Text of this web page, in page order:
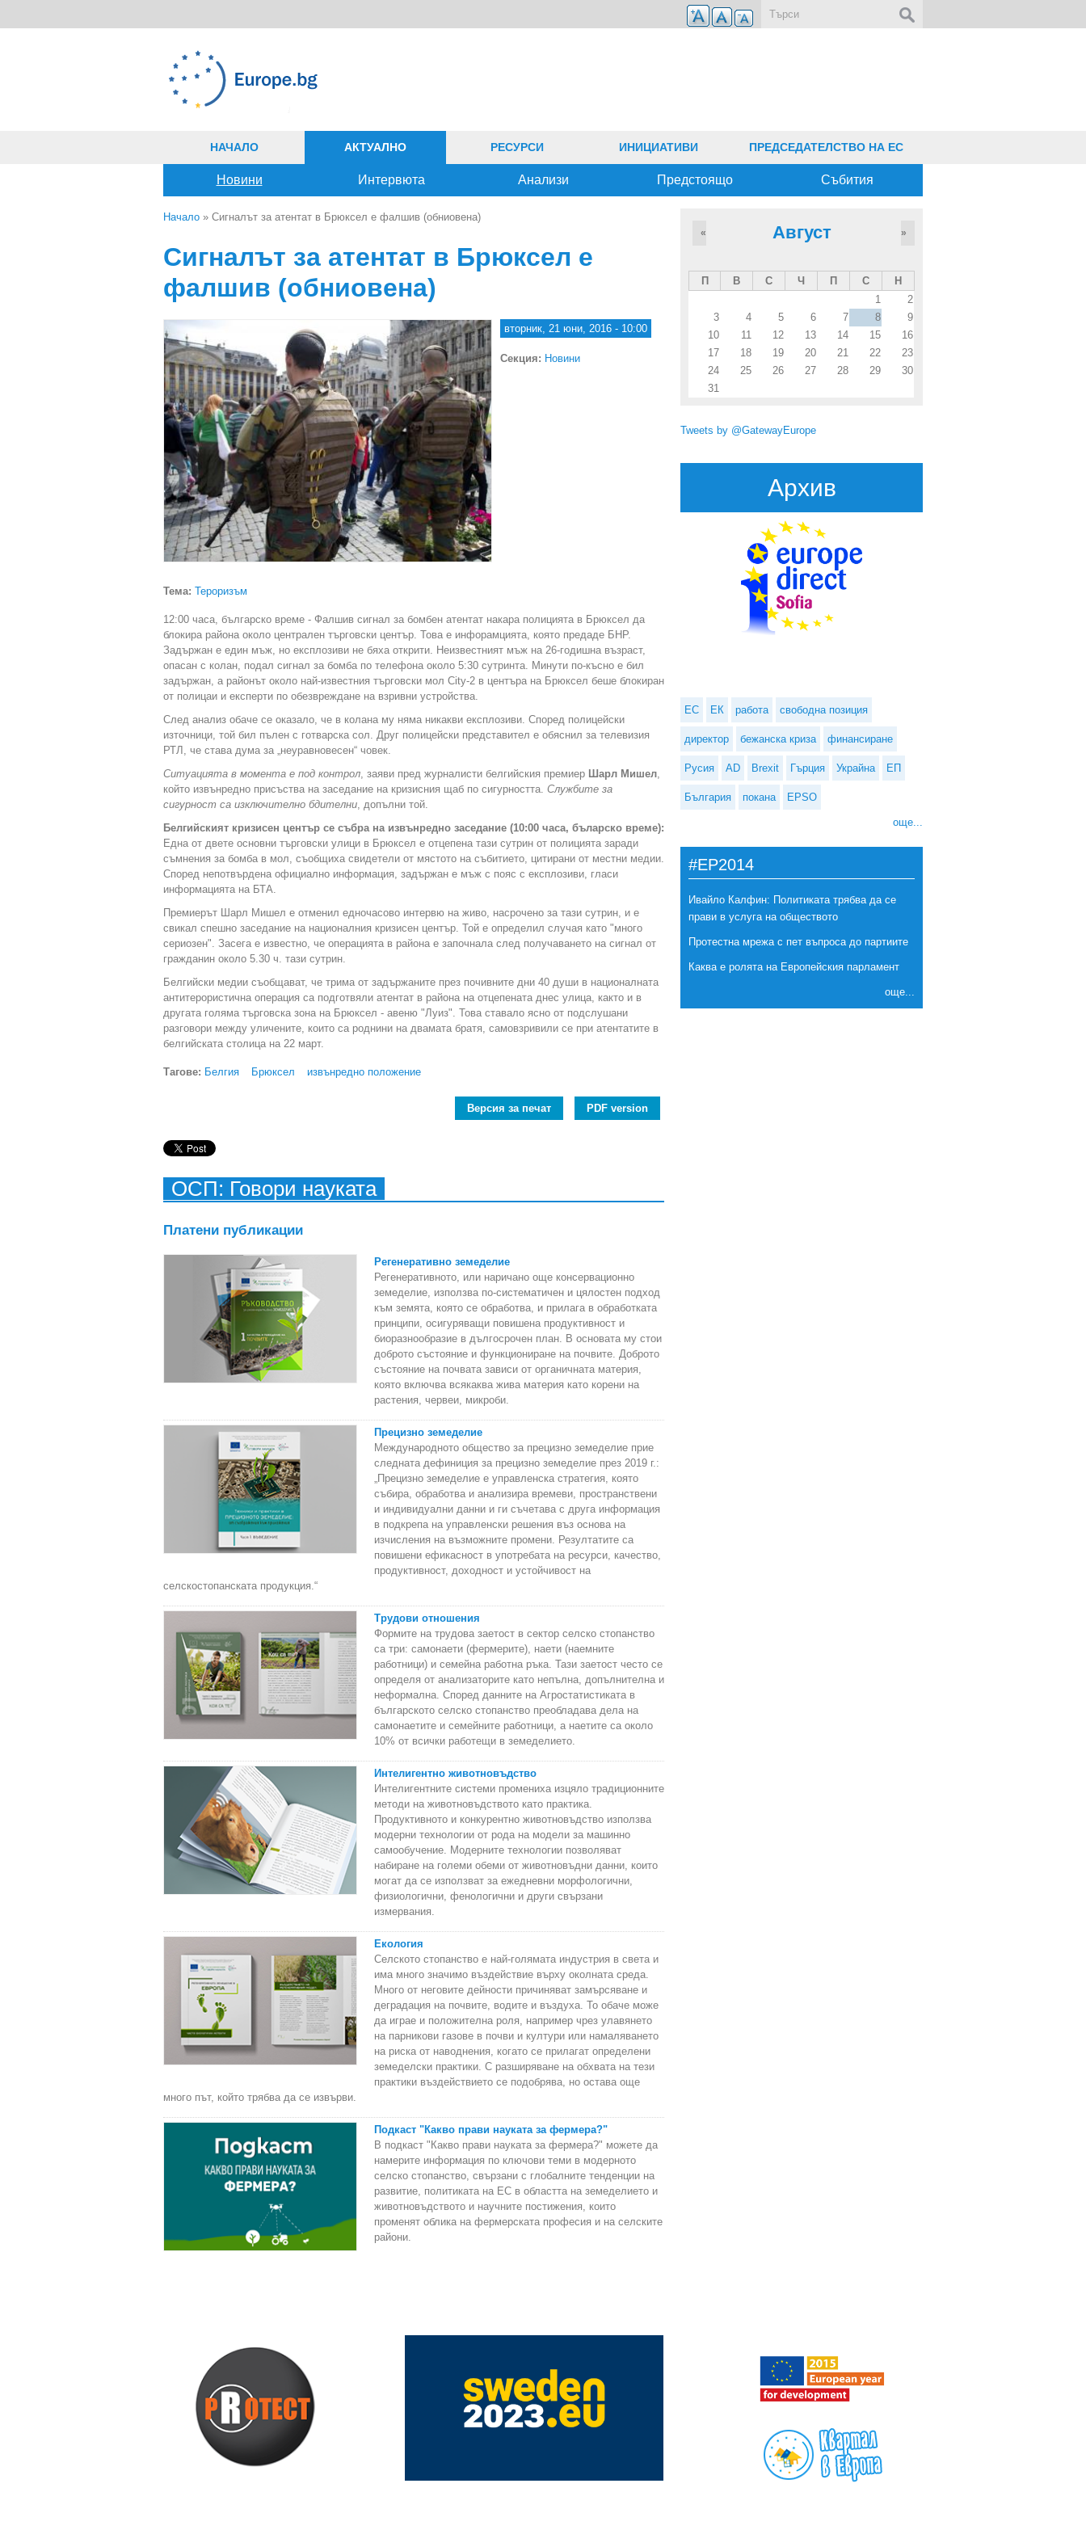
НАЧАЛО АКТУАЛНО
Новини Интервюта Анализи Предстоящо Събития
РЕСУРСИ ИНИЦИАТИВИ ПРЕДСЕДАТЕЛСТВО НА ЕС
Начало » Сигналът за атентат в Брюксел е фалшив (обниовена)
Сигналът за атентат в Брюксел е
фалшив (обниовена)
вторник, 21 юни, 2016 - 10:00
Секция: Новини
Тема: Тероризъм
12:00 часа, българско време - Фалшив сигнал за бомбен атентат накара полицията в Брюксел да
блокира района около централен търговски център. Това е инфорамцията, която предаде БНР.
Задържан е един мъж, но експлозиви не бяха открити. Неизвестният мъж на 26-годишна възраст,
опасан с колан, подал сигнал за бомба по телефона около 5:30 сутринта. Минути по-късно е бил
задържан, а районът около най-известния търговски мол City-2 в центъра на Брюксел беше блокиран
от полицаи и експерти по обезвреждане на взривни устройства.
След анализ обаче се оказало, че в колана му няма никакви експлозиви. Според полицейски
източници, той бил пълен с готварска сол. Друг полицейски представител е обяснил за телевизия
РТЛ, че става дума за „неуравновесен“ човек.
Ситуацията в момента е под контрол , заяви пред журналисти белгийския премиер Шарл Мишел
който извънредно присъства на заседание на кризисния щаб по сигурността. Службите за
сигурност са изключително бдителни , допълни той.
Белгийският кризисен център се събра на извънредно заседание (10:00 часа, бъларско време):
Една от двете основни търговски улици в Брюксел е отцепена тази сутрин от полицията заради
съмнения за бомба в мол, съобщиха свидетели от мястото на събитието, цитирани от местни медии.
Според непотвърдена официално информация, задържан е мъж с пояс с експлозиви, гласи
информацията на БТА.
Премиерът Шарл Мишел е отменил едночасово интервю на живо, насрочено за тази сутрин, и е
свикал спешно заседание на националния кризисен център. Той е определил случая като "много
сериозен". Засега е известно, че операцията в района е започнала след получаването на сигнал от
гражданин около 5.30 ч. тази сутрин.
Белгийски медии съобщават, че трима от задържаните през почивните дни 40 души в националната
антитерористична операция са подготвяли атентат в района на отцепената днес улица, както и в
другата голяма търговска зона на Брюксел - авеню "Луиз". Това ставало ясно от подслушани
разговори между уличените, които са роднини на двамата братя, самовзривили се при атентатите в
белгийската столица на 22 март.
Тагове: Белгия Брюксел извънредно положение
Версия за печат PDF version
ОСП: Говори науката
Платени публикации
Регенеративно земеделие
Регенеративното, или наричано още консервационно
земеделие, използва по-систематичен и цялостен подход
към земята, която се обработва, и прилага в обработката
принципи, осигуряващи повишена продуктивност и
биоразнообразие в дългосрочен план. В основата му стои
доброто състояние и функциониране на почвите. Доброто
състояние на почвата зависи от органичната материя,
която включва всякаква жива материя като корени на
растения, червеи, микроби.
Прецизно земеделие
Международното общество за прецизно земеделие прие
следната дефиниция за прецизно земеделие през 2019 г.:
„Прецизно земеделие е управленска стратегия, която
събира, обработва и анализира времеви, пространствени
и индивидуални данни и ги съчетава с друга информация
в подкрепа на управленски решения въз основа на
изчисления на възможните промени. Резултатите са
повишени ефикасност в употребата на ресурси, качество,
продуктивност, доходност и устойчивост на
селскостопанската продукция.“
Трудови отношения
Формите на трудова заетост в сектор селско стопанство
са три: самонаети (фермерите), наети (наемните
работници) и семейна работна ръка. Тази заетост често се
определя от анализаторите като непълна, допълнителна и
неформална. Според данните на Агростатистиката в
българското селско стопанство преобладава дела на
самонаетите и семейните работници, а наетите са около
10% от всички работещи в земеделието.
Интелигентно животновъдство
Интелигентните системи промениха изцяло традиционните
методи на животновъдството като практика.
Продуктивното и конкурентно животновъдство използва
модерни технологии от рода на модели за машинно
самообучение. Модерните технологии позволяват
набиране на големи обеми от животновъдни данни, които
могат да се използват за ежедневни морфологични,
физиологични, фенологични и други свързани
измервания.
Екология
Селското стопанство е най-голямата индустрия в света и
има много значимо въздействие върху околната среда.
Много от неговите дейности причиняват замърсяване и
деградация на почвите, водите и въздуха. То обаче може
да играе и положителна роля, например чрез улавянето
на парникови газове в почви и култури или намаляването
на риска от наводнения, когато се прилагат определени
земеделски практики. С разширяване на обхвата на тези
практики въздействието се подобрява, но остава още
много път, който трябва да се извърви.
Подкаст "Какво прави науката за фермера?"
В подкаст "Какво прави науката за фермера?" можете да
намерите информация по ключови теми в модерното
селско стопанство, свързани с глобалните тенденции на
развитие, политиката на ЕС в областта на земеделието и
животновъдството и научните постижения, които
променят облика на фермерската професия и на селските
райони.
Август
« »
П В С Ч П С
Н
1
2
3
4 5 6 7 8
9
10
11 12 13 14 15
16
17
18 19 20 21 22
23
24
25 26 27 28 29
30
31
Tweets by @GatewayEurope
Архив
ЕС ЕК работа свободна позиция
директор бежанска криза финансиране
Русия AD Brexit Гърция Украйна ЕП
България покана EPSO
още...
#EP2014
Ивайло Калфин: Политиката трябва да се
прави в услуга на обществото
Протестна мрежа с пет въпроса до партиите
Каква е ролята на Европейския парламент
още...